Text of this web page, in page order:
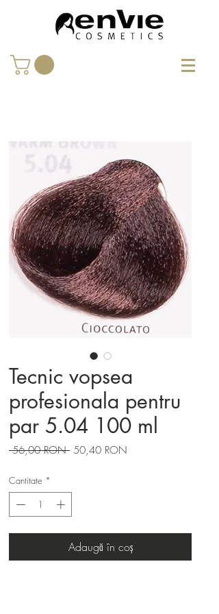
Tecnic vopsea
profesionala pentru
par 5.04 100 ml
56,00 RON Preț
50,40 RON
Cantitate *
Adaugă în coș